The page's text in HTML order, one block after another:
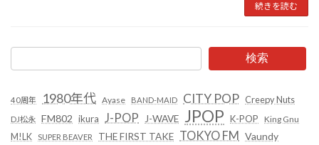
続きを読む
検索
40周年 1980年代 Ayase BAND-MAID CITY POP Creepy Nuts
DJ松永 FM802 ikura J-POP J-WAVE JPOP K-POP
King Gnu
M!LK
SUPER BEAVER THE FIRST TAKE TOKYO FM Vaundy